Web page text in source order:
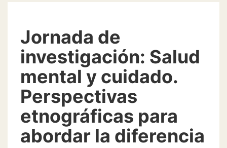
Jornada de
investigación: Salud
mental y cuidado.
Perspectivas
etnográficas para
abordar la diferencia